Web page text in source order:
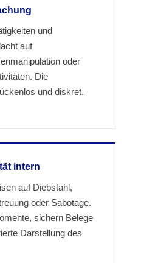
und
auf
oder
Die
und diskret.
intern
auf Diebstahl,
oder Sabotage.
sichern Belege
Darstellung des